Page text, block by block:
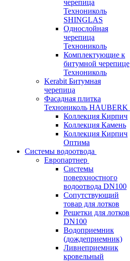
черепица
Технониколь
SHINGLAS
Однослойная
черепица
Технониколь
Комплектующие к
битумной черепице
Технониколь
Kerabit Битумная
черепица
Фасадная плитка
Технониколь HAUBERK
Кол​лекция Кирпич
Кол​лекция Камень
Коллекция Кирпич
Оптима
Системы водоотвода
Европартнер
Системы
поверхностного
водоотвода DN100
Сопутствующий
товар для лотков
Решетки для лотков
DN100
Водоприемник
(дождеприемник)
Ливнеприемник
кровельный